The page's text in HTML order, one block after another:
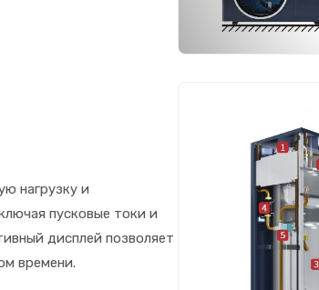
нагрузку и
пусковые токи и
дисплей позволяет
времени.